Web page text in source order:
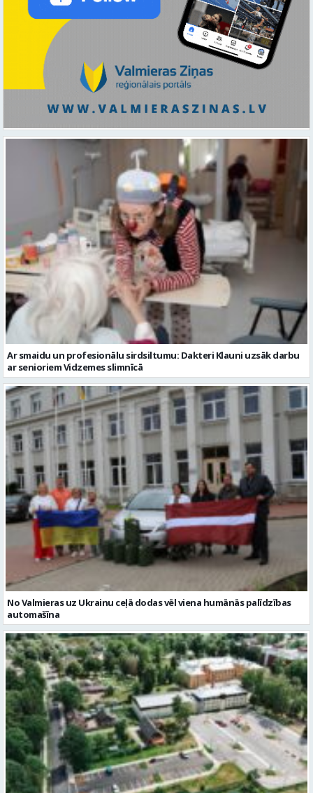
Ar smaidu un profesionālu sirdsiltumu: Dakteri Klauni uzsāk darbu
ar senioriem Vidzemes slimnīcā
No Valmieras uz Ukrainu ceļā dodas vēl viena humānās palīdzības
automašīna